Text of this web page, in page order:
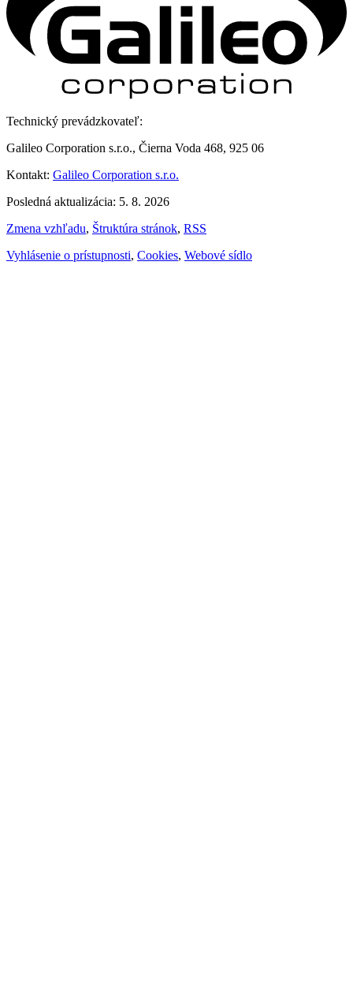
Technický prevádzkovateľ:
Galileo Corporation s.r.o., Čierna Voda 468, 925 06
Kontakt: Galileo Corporation s.r.o.
Posledná aktualizácia: 5. 8. 2026
Zmena vzhľadu, Štruktúra stránok, RSS
Vyhlásenie o prístupnosti, Cookies, Webové sídlo